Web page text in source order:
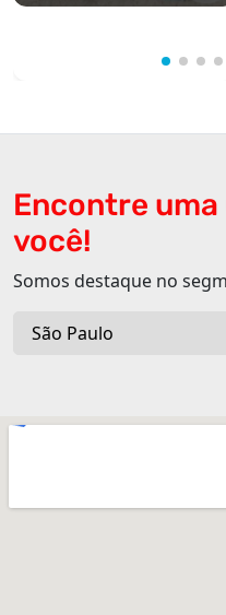
Encontre
você!
Somos destaque no